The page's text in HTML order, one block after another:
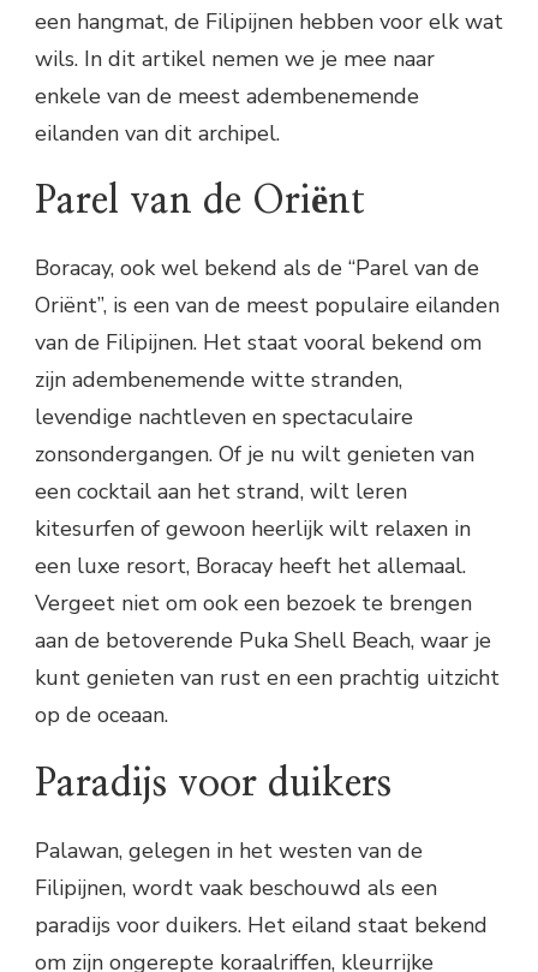
een hangmat, de Filipijnen hebben voor elk wat
wils. In dit artikel nemen we je mee naar
enkele van de meest adembenemende
eilanden van dit archipel.
Parel van de Oriënt
Boracay, ook wel bekend als de “Parel van de
Oriënt”, is een van de meest populaire eilanden
van de Filipijnen. Het staat vooral bekend om
zijn adembenemende witte stranden,
levendige nachtleven en spectaculaire
zonsondergangen. Of je nu wilt genieten van
een cocktail aan het strand, wilt leren
kitesurfen of gewoon heerlijk wilt relaxen in
een luxe resort, Boracay heeft het allemaal.
Vergeet niet om ook een bezoek te brengen
aan de betoverende Puka Shell Beach, waar je
kunt genieten van rust en een prachtig uitzicht
op de oceaan.
Paradijs voor duikers
Palawan, gelegen in het westen van de
Filipijnen, wordt vaak beschouwd als een
paradijs voor duikers. Het eiland staat bekend
om zijn ongerepte koraalriffen, kleurrijke